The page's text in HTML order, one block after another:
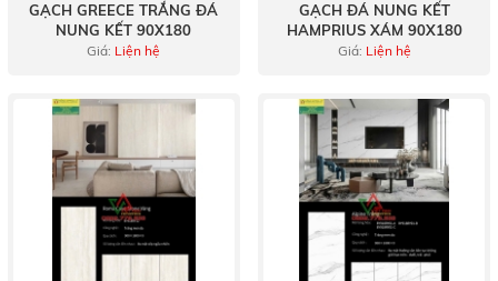
GẠCH GREECE TRẮNG ĐÁ
NUNG KẾT 90X180
Giá: Liện hệ
GẠCH ĐÁ NUNG KẾT
HAMPRIUS XÁM 90X180
Giá: Liện hệ